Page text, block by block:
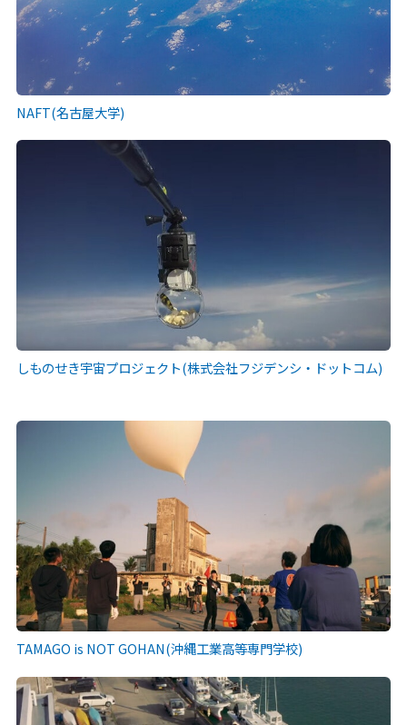
NAFT(名古屋大学)
しものせき宇宙プロジェクト(株式会社フジデンシ・ドットコム)
TAMAGO is NOT GOHAN(沖縄工業高等専門学校)